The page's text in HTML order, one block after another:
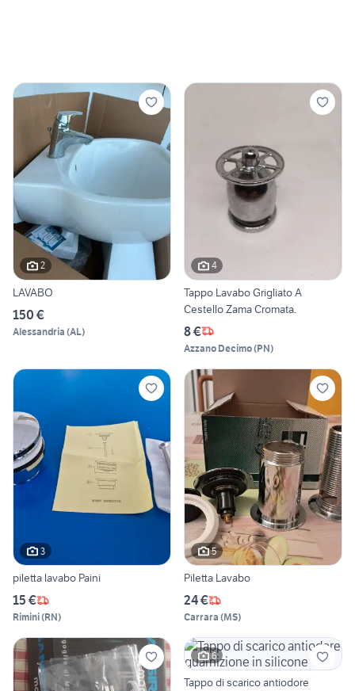
2
LAVABO
150 €
Alessandria (AL)
4
Tappo Lavabo Grigliato A
Cestello Zama Cromata.
8 €
Azzano Decimo(PN)
3
piletta lavabo Paini
15 €
Rimini(RN)
5
Piletta Lavabo
24 €
Carrara (MS)
6
Tappo di scarico antiodore